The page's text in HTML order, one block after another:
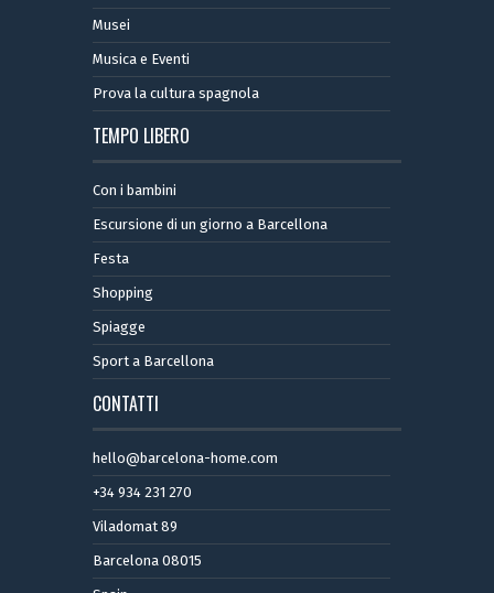
Musei
Musica e Eventi
Prova la cultura spagnola
TEMPO LIBERO
Con i bambini
Escursione di un giorno a Barcellona
Festa
Shopping
Spiagge
Sport a Barcellona
CONTATTI
hello@barcelona-home.com
+34 934 231 270
Viladomat 89
Barcelona 08015